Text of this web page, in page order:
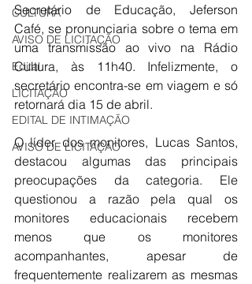
CULTURA
AVISO DE LICITAÇÃO
Edital
LICITAÇÃO
EDITAL DE INTIMAÇÃO
AVISO DE LICITAÇÃO
Secretário de Educação, Jeferson
Café, se pronunciaria sobre o tema em
uma transmissão ao vivo na Rádio
Cultura, às 11h40. Infelizmente, o
secretário encontra-se em viagem e só
retornará dia 15 de abril.
O líder dos monitores, Lucas Santos,
destacou algumas das principais
preocupações da categoria. Ele
questionou a razão pela qual os
monitores educacionais recebem
menos que os monitores
acompanhantes, apesar de
frequentemente realizarem as mesmas